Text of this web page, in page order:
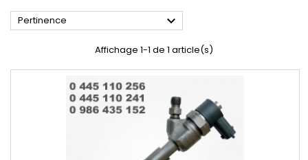
Pertinence 
Affichage 1-1 de 1 article(s)